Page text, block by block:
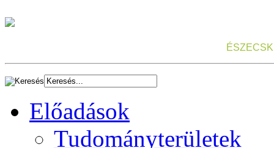
Előadások
Tudományterületek